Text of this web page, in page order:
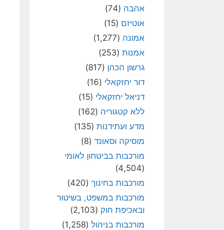
אהבה (74)
אוטיזם (15)
אמונה (1,277)
אמנות (253)
גרשון הכהן (817)
דור יחזקאלי (16)
דניאל יחזקאלי (15)
ללא קטגוריה (162)
מדע ועתידנות (135)
מוסיקה וסאונד (8)
מורכבות בביטחון לאומי
(4,504)
מורכבות בחינוך (420)
מורכבות במשפט, בשיטור
ובאכיפת חוק (2,103)
מורכבות בניהול (1,258)